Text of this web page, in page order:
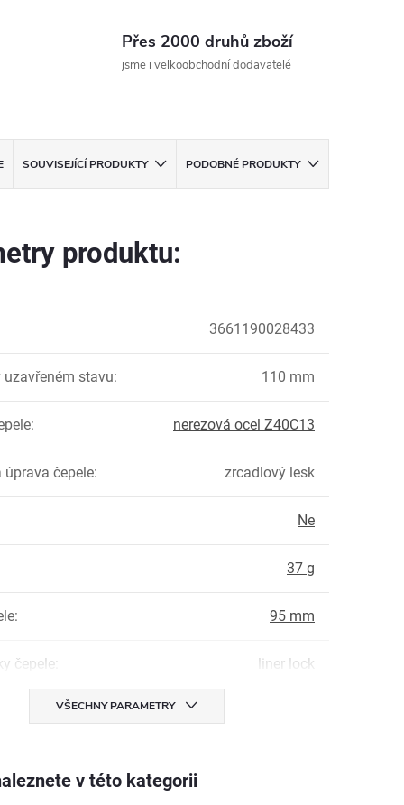
Přes 2000 druhů zboží
jsme i velkoobchodní dodavatelé
SOUVISEJÍCÍ PRODUKTY PODOBNÉ PRODUKTY
produktu:
3661190028433
uzavřeném stavu: 110 mm
: nerezová ocel Z40C13
úprava čepele: zrcadlový lesk
Ne
37 g
: 95 mm
čepele: liner lock
VŠECHNY PARAMETRY
v této kategorii